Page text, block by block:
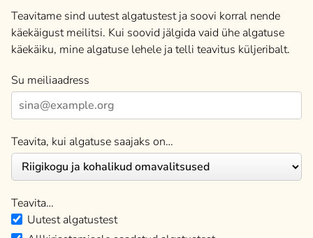
Teavitame sind uutest algatustest ja soovi korral nende
käekäigust meilitsi. Kui soovid jälgida vaid ühe algatuse
käekäiku, mine algatuse lehele ja telli teavitus küljeribalt.
Su meiliaadress
Teavita, kui algatuse saajaks on…
Teavita…
Uutest algatustest